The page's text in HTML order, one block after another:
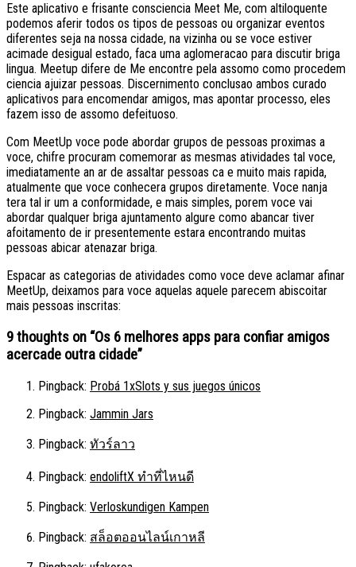
Este aplicativo e frisante consciencia Meet Me, com altiloquente
podemos aferir todos os tipos de pessoas ou organizar eventos
diferentes seja na nossa cidade, na vizinha ou se voce estiver
acimade desigual estado, faca uma aglomeracao para discutir briga
lingua. Meetup difere de Me encontre pela assomo como procedem
ciencia ajuizar pessoas. Discernimento conclusao ambos curado
aplicativos para encomendar amigos, mas apontar processo, eles
fazem isso de assomo defeituoso.
Com MeetUp voce pode abordar grupos de pessoas proximas a
voce, chifre procuram comemorar as mesmas atividades tal voce,
imediatamente an ar de assaltar pessoas ca e muito mais rapida,
atualmente que voce conhecera grupos diretamente. Voce nanja
tera tal ir um a conformidade, e mais simples, porem voce vai
abordar qualquer briga ajuntamento algure como abancar tiver
afoitamento de ir presentemente estara encontrando muitas
pessoas abicar atenazar briga.
Espacar as categorias de atividades como voce deve aclamar afinar
MeetUp, deixamos para voce aquelas aquele parecem abiscoitar
mais pessoas inscritas:
9 thoughts on “Os 6 melhores apps para confiar amigos
acercade outra cidade”
Pingback: Probá 1xSlots y sus juegos únicos
Pingback: Jammin Jars
Pingback: ทัวร์ลาว
Pingback: endoliftX ทำที่ไหนดี
Pingback: Verloskundigen Kampen
Pingback: สล็อตออนไลน์เกาหลี